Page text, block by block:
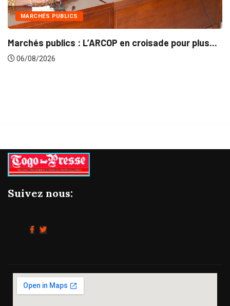
pour plus...
INTÉGRATION RÉGIONALE
Gestion concertée et durable du
Suivez nous: